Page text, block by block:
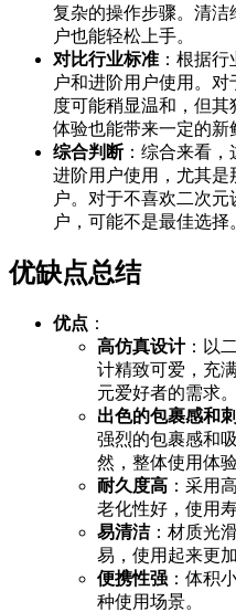
复杂的操作步骤。清洁
户也能轻松上手。
对比行业标准 ：根据
户和进阶用户使用。
度可能稍显温和，但
体验也能带来一定的新
综合判断：综合来看，
进阶用户使用，尤其是
户。对于不喜欢二次
户，可能不是最佳选择
优缺点总结
优点 ：
高仿真设计：以
计精致可爱，充
元爱好者的需求。
出色的包裹感和
强烈的包裹感和
然，整体使用体验
耐久度高 ：采用
老化性好，使用寿
易清洁：材质光
易，使用起来更加
便携性强 ：体积
种使用场景。